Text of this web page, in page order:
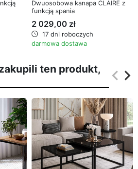
Dwuosobowa kanapa CLAIRE z
funkcją spania
2 029,00 zł
17 dni roboczych
darmowa dostawa
ten produkt,
keyboard_arrow_left
keyboard_arrow_right